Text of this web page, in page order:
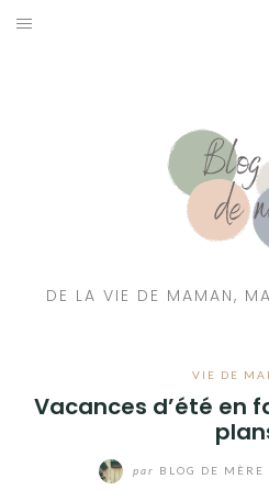
DE LA VIE DE MAMAN,
VIE DE
Vacances d’été en
par BLOG DE MÈRE
RESSOURCES NUTRITION &